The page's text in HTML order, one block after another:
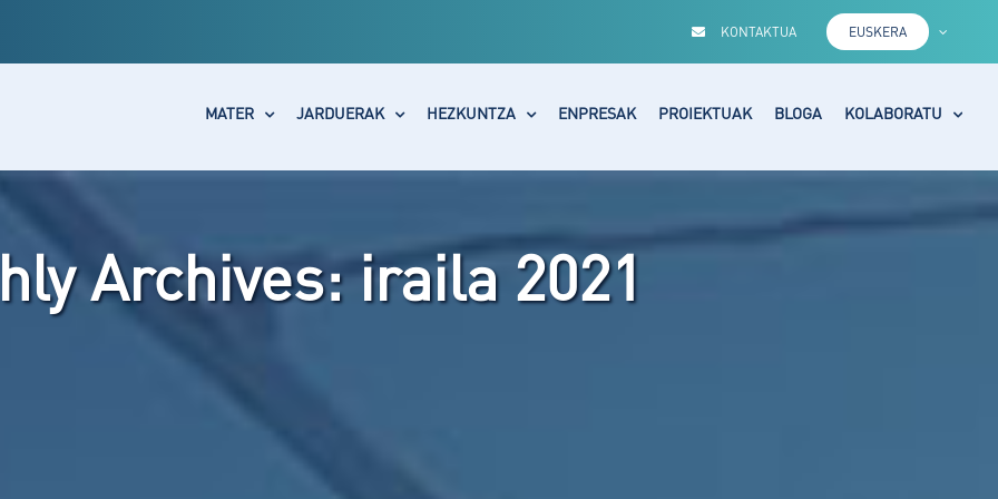
KONTAKTUA EUSKERA
MATER JARDUERAK HEZKUNTZA ENPRESAK PROIEKTUAK BLOGA KOLABORATU
Archives:iraila 2021